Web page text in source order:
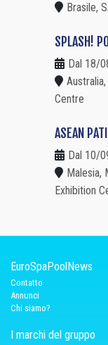
Brasile,
SPLASH!
Dal 18/
Centre
ASEAN
Dal 10/
Malesia,
Exhibition
EuroSpaPoolNews
Contatto
Annunci
Chi siamo?
I marchi del gruppo